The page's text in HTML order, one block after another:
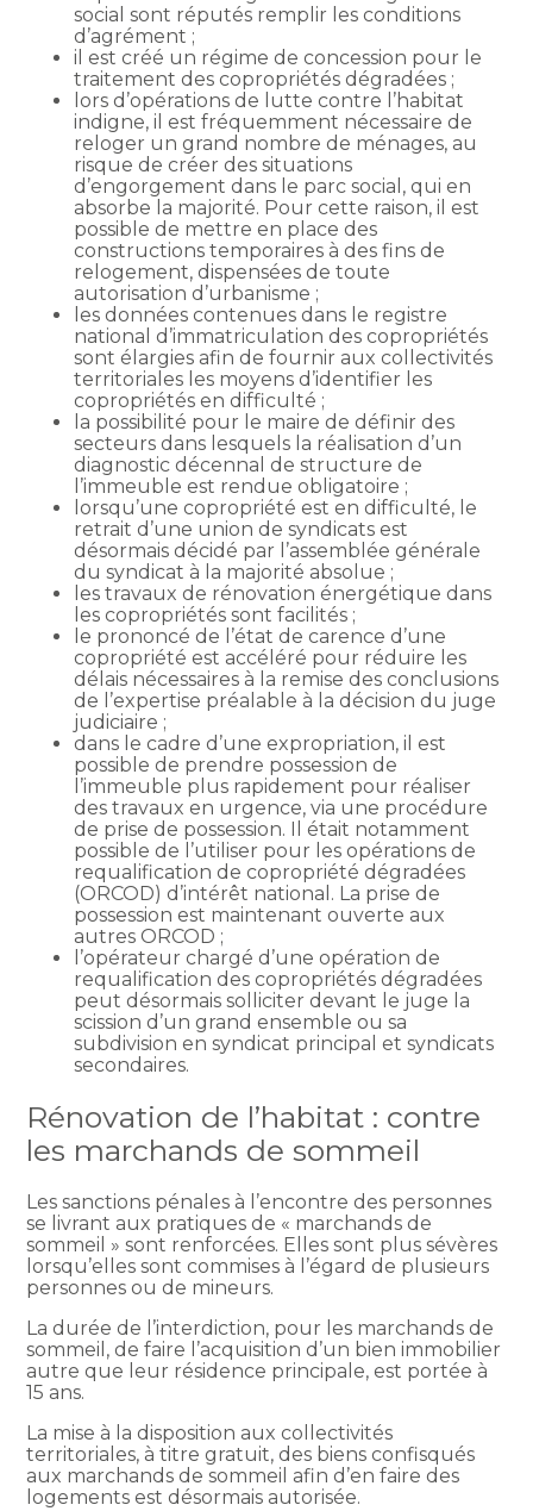
social sont réputés remplir les conditions
d’agrément ;
il est créé un régime de concession pour le
traitement des copropriétés dégradées ;
lors d’opérations de lutte contre l’habitat
indigne, il est fréquemment nécessaire de
reloger un grand nombre de ménages, au
risque de créer des situations
d’engorgement dans le parc social, qui en
absorbe la majorité. Pour cette raison, il est
possible de mettre en place des
constructions temporaires à des fins de
relogement, dispensées de toute
autorisation d’urbanisme ;
les données contenues dans le registre
national d’immatriculation des copropriétés
sont élargies afin de fournir aux collectivités
territoriales les moyens d’identifier les
copropriétés en difficulté ;
la possibilité pour le maire de définir des
secteurs dans lesquels la réalisation d’un
diagnostic décennal de structure de
l’immeuble est rendue obligatoire ;
lorsqu’une copropriété est en difficulté, le
retrait d’une union de syndicats est
désormais décidé par l’assemblée générale
du syndicat à la majorité absolue ;
les travaux de rénovation énergétique dans
les copropriétés sont facilités ;
le prononcé de l’état de carence d’une
copropriété est accéléré pour réduire les
délais nécessaires à la remise des conclusions
de l’expertise préalable à la décision du juge
judiciaire ;
dans le cadre d’une expropriation, il est
possible de prendre possession de
l’immeuble plus rapidement pour réaliser
des travaux en urgence, via une procédure
de prise de possession. Il était notamment
possible de l’utiliser pour les opérations de
requalification de copropriété dégradées
(ORCOD) d’intérêt national. La prise de
possession est maintenant ouverte aux
autres ORCOD ;
l’opérateur chargé d’une opération de
requalification des copropriétés dégradées
peut désormais solliciter devant le juge la
scission d’un grand ensemble ou sa
subdivision en syndicat principal et syndicats
secondaires.
Rénovation de l’habitat : contre
les marchands de sommeil
Les sanctions pénales à l’encontre des personnes
se livrant aux pratiques de « marchands de
sommeil » sont renforcées. Elles sont plus sévères
lorsqu’elles sont commises à l’égard de plusieurs
personnes ou de mineurs.
La durée de l’interdiction, pour les marchands de
sommeil, de faire l’acquisition d’un bien immobilier
autre que leur résidence principale, est portée à
15 ans.
La mise à la disposition aux collectivités
territoriales, à titre gratuit, des biens confisqués
aux marchands de sommeil afin d’en faire des
logements est désormais autorisée.